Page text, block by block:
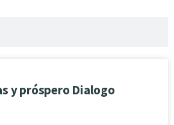
y próspero Dialogo